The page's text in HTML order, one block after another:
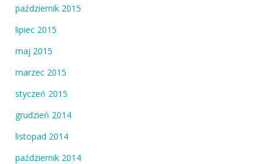
październik 2015
lipiec 2015
maj 2015
marzec 2015
styczeń 2015
grudzień 2014
listopad 2014
październik 2014